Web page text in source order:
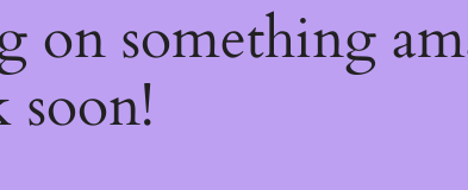
on something